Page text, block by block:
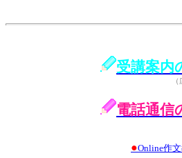
受講案内
電話通信
●Online作